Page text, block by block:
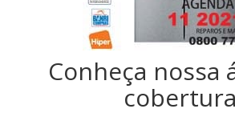
Conheça nossa
cobertura